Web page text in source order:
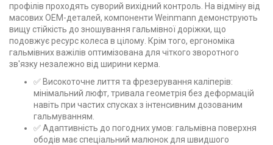
профілів проходять суворий вихідний контроль. На відміну від
масових OEM-деталей, компоненти Weinmann демонструють
вищу стійкість до зношування гальмівної доріжки, що
подовжує ресурс колеса в цілому. Крім того, ергономіка
гальмівних важілів оптимізована для чіткого зворотного
зв'язку незалежно від ширини керма.
✅ Високоточне лиття та фрезерування каліперів:
мінімальний люфт, тривала геометрія без деформацій
навіть при частих спусках з інтенсивним дозованим
гальмуванням.
✅ Адаптивність до погодних умов: гальмівна поверхня
ободів має спеціальний малюнок для швидшого